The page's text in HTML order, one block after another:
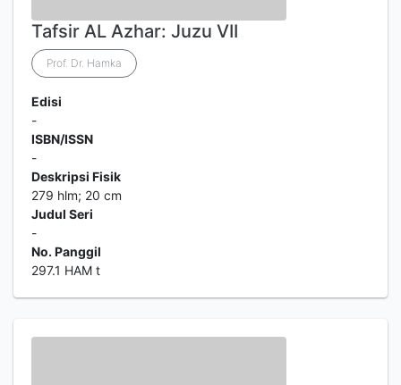
Tafsir AL Azhar: Juzu VII
Prof. Dr. Hamka
Edisi
-
ISBN/ISSN
-
Deskripsi Fisik
279 hlm; 20 cm
Judul Seri
-
No. Panggil
297.1 HAM t